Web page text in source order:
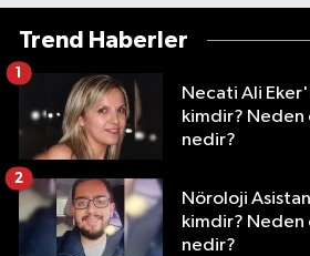
Trend Haberler
Necati Ali
kimdir? Neden
nedir?
1
Nöroloji
kimdir? Neden
nedir?
2